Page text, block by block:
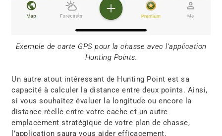
Exemple de carte GPS pour la chasse avec l’application
Hunting Points.
Un autre atout intéressant de Hunting Point est sa
capacité à calculer la distance entre deux points. Ainsi,
si vous souhaitez évaluer la longitude ou encore la
distance réelle entre votre cache et un autre
emplacement stratégique de votre plan de chasse,
l’application saura vous aider efficacement.